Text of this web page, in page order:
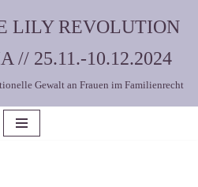
LILY REVOLUTION
// 25.11.-10.12.2024
Gewalt an Frauen im Familienrecht